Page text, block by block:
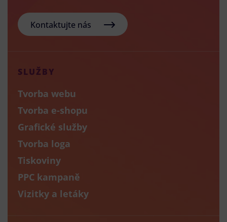
Kontaktujte nás
SLUŽBY
Tvorba webu
Tvorba e-shopu
Grafické služby
Tvorba loga
Tiskoviny
PPC kampaně
Vizitky a letáky